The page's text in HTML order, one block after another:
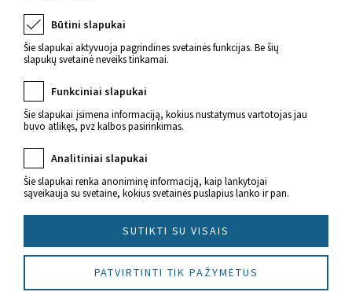
Naujienos apie sveikatą
© 2022 Imunitetas.lt Visos teisės saugomos.
Sukūrė
Būtini slapukai
Šie slapukai aktyvuoja pagrindines svetainės funkcijas. Be šių
slapukų svetainė neveiks tinkamai.
Funkciniai slapukai
Šie slapukai įsimena informaciją, kokius nustatymus vartotojas jau
buvo atlikęs, pvz kalbos pasirinkimas.
Analitiniai slapukai
Šie slapukai renka anoniminę informaciją, kaip lankytojai
sąveikauja su svetaine, kokius svetainės puslapius lanko ir pan.
SUTIKTI SU VISAIS
PATVIRTINTI TIK PAŽYMĖTUS